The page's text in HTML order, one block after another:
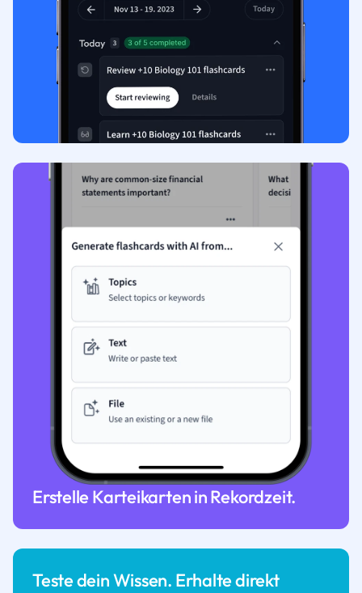
Erstelle Karteikarten in Rekordzeit.
Teste dein Wissen. Erhalte direkt